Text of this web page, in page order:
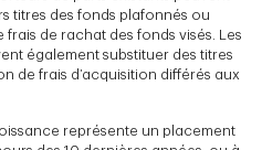
titres des fonds plafonnés ou
frais de rachat des fonds visés. Les
également substituer des titres
de frais d’acquisition différés aux
représente un placement